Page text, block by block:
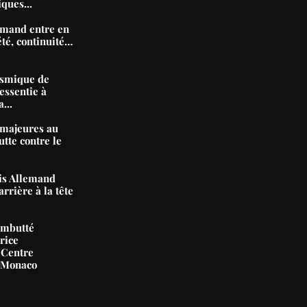
entre en
continuité…
de
à
au
contre le
Allemand
à la tête